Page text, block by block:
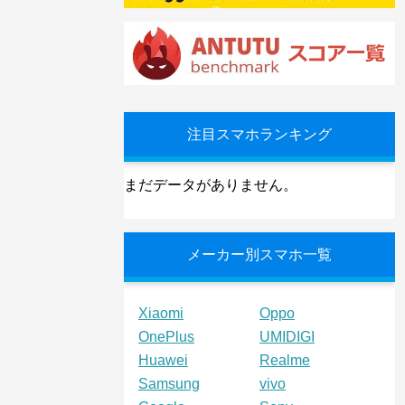
注目スマホランキング
まだデータがありません。
メーカー別スマホ一覧
Xiaomi
Oppo
OnePlus
UMIDIGI
Huawei
Realme
Samsung
vivo